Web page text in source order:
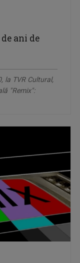
ani de
la TVR Cultural,
"Remix":